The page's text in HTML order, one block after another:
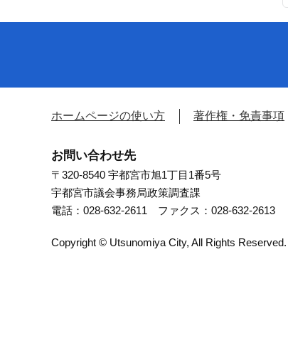
ホームページの使い方 著作権・免責事項
お問い合わせ先
〒320-8540 宇都宮市旭1丁目1番5号
宇都宮市議会事務局政策調査課
電話：028-632-2611 ファクス：028-632-2613
Copyright © Utsunomiya City, All Rights Reserved.